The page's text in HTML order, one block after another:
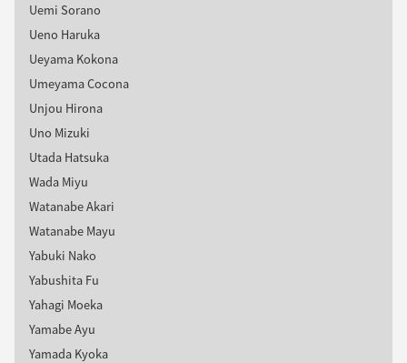
Uemi Sorano
Ueno Haruka
Ueyama Kokona
Umeyama Cocona
Unjou Hirona
Uno Mizuki
Utada Hatsuka
Wada Miyu
Watanabe Akari
Watanabe Mayu
Yabuki Nako
Yabushita Fu
Yahagi Moeka
Yamabe Ayu
Yamada Kyoka